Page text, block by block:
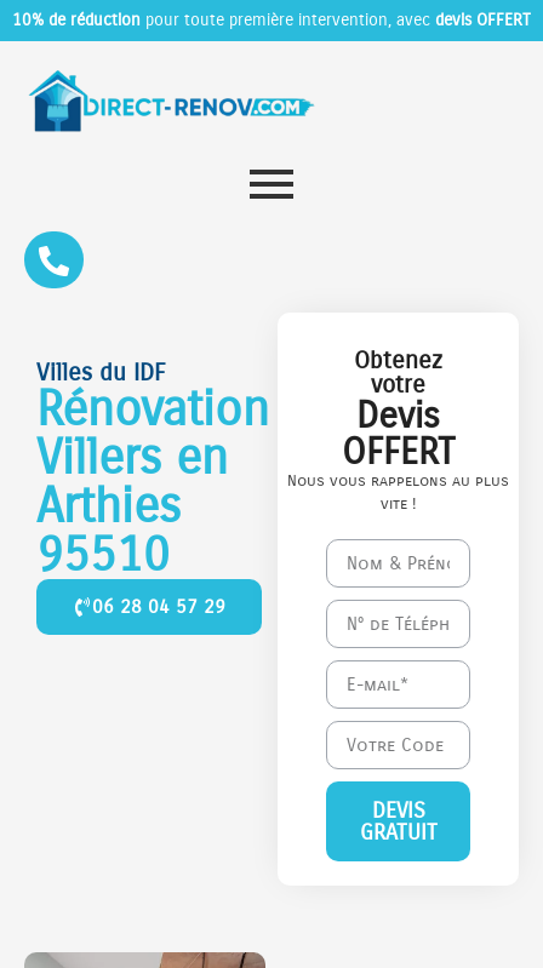
10% de réduction pour toute première intervention, avec devis OFFERT
Villes du IDF
Rénovation
Villers en
Arthies
95510
06 28 04 57 29
Obtenez
votre
Devis
OFFERT
Nous vous rappelons au plus
vite !
DEVIS
GRATUIT